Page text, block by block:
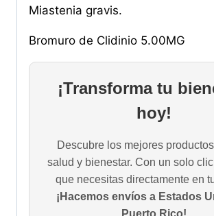
Miastenia gravis.
Bromuro de Clidinio 5.00MG
¡Transforma tu
hoy!
Descubre los mejores
salud y bienestar. Con un solo
que necesitas directamente en
¡Hacemos envíos a Estados